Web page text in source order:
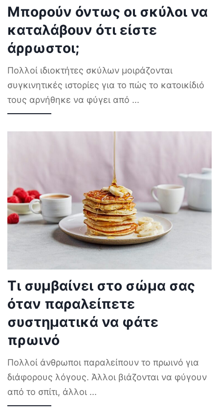
Μπορούν όντως οι σκύλοι να
καταλάβουν ότι είστε
άρρωστοι;
Πολλοί ιδιοκτήτες σκύλων μοιράζονται
συγκινητικές ιστορίες για το πώς το κατοικίδιό
τους αρνήθηκε να φύγει από ...
Τι συμβαίνει στο σώμα σας
όταν παραλείπετε
συστηματικά να φάτε
πρωινό
Πολλοί άνθρωποι παραλείπουν το πρωινό για
διάφορους λόγους. Άλλοι βιάζονται να φύγουν
από το σπίτι, άλλοι ...